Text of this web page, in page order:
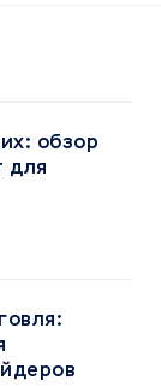
обзор
для